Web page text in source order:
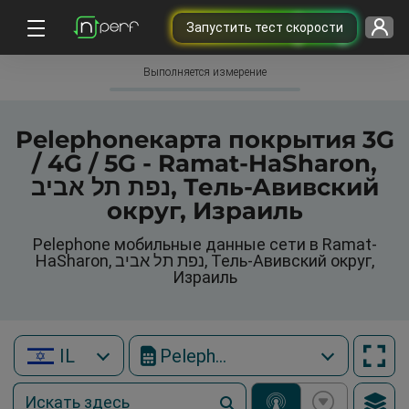
Запустить тест скорости
Выполняется измерение
Pelephoneкарта покрытия 3G
/ 4G / 5G - Ramat-HaSharon,
נפת תל אביב, Тель-Авивский
округ, Израиль
Pelephone мобильные данные сети в Ramat-
HaSharon, נפת תל אביב, Тель-Авивский округ,
Израиль
IL Pelephone